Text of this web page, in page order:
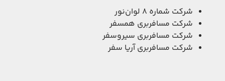
شرکت شماره 8 لوان‌نور
شرکت مسافربری همسفر
شرکت مسافربری سیروسفر
شرکت مسافربری آریا سفر